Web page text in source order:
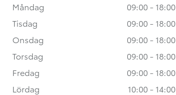
Måndag
09:00 - 18:00
Tisdag
09:00 - 18:00
Onsdag
09:00 - 18:00
Torsdag
09:00 - 18:00
Fredag
09:00 - 18:00
Lördag
10:00 - 14:00